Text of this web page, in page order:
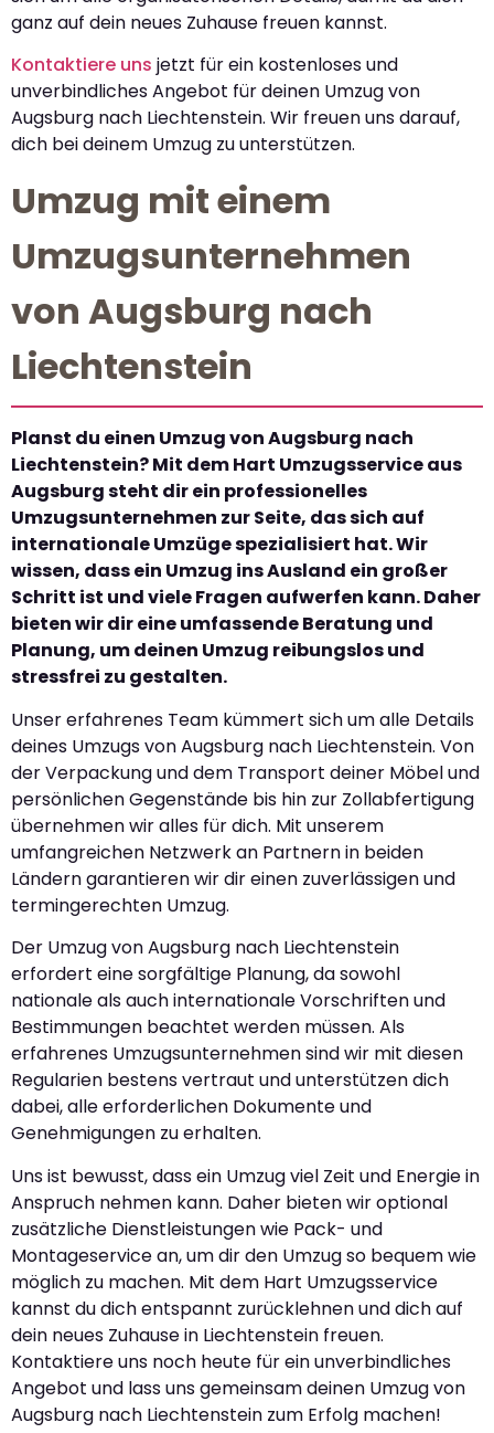
ganz auf dein neues Zuhause freuen kannst.
Kontaktiere uns jetzt für ein kostenloses und
unverbindliches Angebot für deinen Umzug von
Augsburg nach Liechtenstein. Wir freuen uns darauf,
dich bei deinem Umzug zu unterstützen.
Umzug mit einem
Umzugsunternehmen
von Augsburg nach
Liechtenstein
Planst du einen Umzug von Augsburg nach
Liechtenstein? Mit dem Hart Umzugsservice aus
Augsburg steht dir ein professionelles
Umzugsunternehmen zur Seite, das sich auf
internationale Umzüge spezialisiert hat. Wir
wissen, dass ein Umzug ins Ausland ein großer
Schritt ist und viele Fragen aufwerfen kann. Daher
bieten wir dir eine umfassende Beratung und
Planung, um deinen Umzug reibungslos und
stressfrei zu gestalten.
Unser erfahrenes Team kümmert sich um alle Details
deines Umzugs von Augsburg nach Liechtenstein. Von
der Verpackung und dem Transport deiner Möbel und
persönlichen Gegenstände bis hin zur Zollabfertigung
übernehmen wir alles für dich. Mit unserem
umfangreichen Netzwerk an Partnern in beiden
Ländern garantieren wir dir einen zuverlässigen und
termingerechten Umzug.
Der Umzug von Augsburg nach Liechtenstein
erfordert eine sorgfältige Planung, da sowohl
nationale als auch internationale Vorschriften und
Bestimmungen beachtet werden müssen. Als
erfahrenes Umzugsunternehmen sind wir mit diesen
Regularien bestens vertraut und unterstützen dich
dabei, alle erforderlichen Dokumente und
Genehmigungen zu erhalten.
Uns ist bewusst, dass ein Umzug viel Zeit und Energie in
Anspruch nehmen kann. Daher bieten wir optional
zusätzliche Dienstleistungen wie Pack- und
Montageservice an, um dir den Umzug so bequem wie
möglich zu machen. Mit dem Hart Umzugsservice
kannst du dich entspannt zurücklehnen und dich auf
dein neues Zuhause in Liechtenstein freuen.
Kontaktiere uns noch heute für ein unverbindliches
Angebot und lass uns gemeinsam deinen Umzug von
Augsburg nach Liechtenstein zum Erfolg machen!